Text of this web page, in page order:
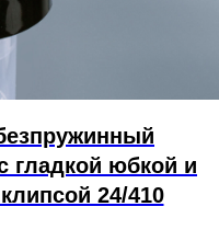
гладкой юбкой и
24/410